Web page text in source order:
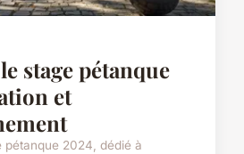
stage pétanque
et
pétanque 2024, dédié à